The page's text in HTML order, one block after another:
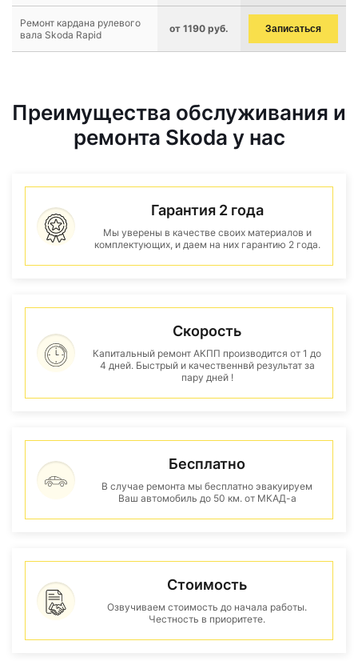
Ремонт кардана рулевого
вала Skoda Rapid
от 1190 руб. Записаться
Преимущества обслуживания и
ремонта Skoda у нас
Гарантия 2 года
Мы уверены в качестве своих материалов и
комплектующих, и даем на них гарантию 2 года.
Скорость
Капитальный ремонт АКПП производится от 1 до
4 дней. Быстрый и качественнвй результат за
пару дней !
Бесплатно
В случае ремонта мы бесплатно эвакуируем
Ваш автомобиль до 50 км. от МКАД-а
Стоимость
Озвучиваем стоимость до начала работы.
Честность в приоритете.